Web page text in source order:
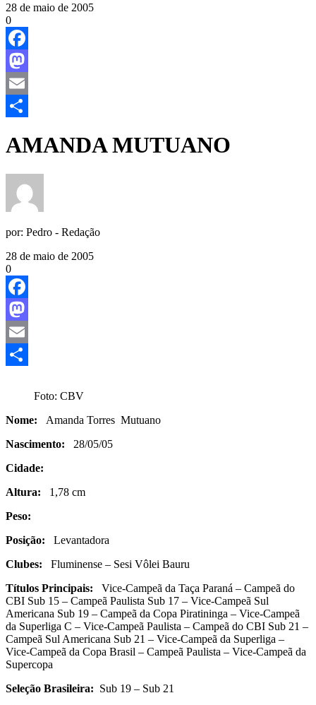
28 de maio de 2005
0
Facebook
Mastodon
Email
AMANDA MUTUANO
por: Pedro - Redação
28 de maio de 2005
0
Facebook
Mastodon
Email
Foto: CBV
Nome: Amanda Torres Mutuano
Nascimento: 28/05/05
Cidade:
Altura: 1,78 cm
Peso:
Posição: Levantadora
Clubes: Fluminense – Sesi Vôlei Bauru
Títulos Principais: Vice-Campeã da Taça Paraná – Campeã do
CBI Sub 15 – Campeã Paulista Sub 17 – Vice-Campeã Sul
Americana Sub 19 – Campeã da Copa Piratininga – Vice-Campeã
da Superliga C – Vice-Campeã Paulista – Campeã do CBI Sub 21 –
Campeã Sul Americana Sub 21 – Vice-Campeã da Superliga –
Vice-Campeã da Copa Brasil – Campeã Paulista – Vice-Campeã da
Supercopa
Seleção Brasileira: Sub 19 – Sub 21